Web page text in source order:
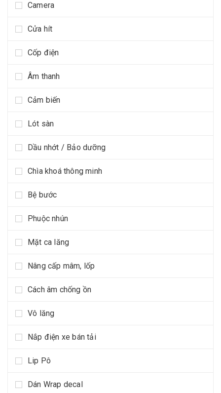
Camera
Cửa hít
Cốp điện
Âm thanh
Cảm biến
Lót sàn
Dầu nhớt / Bảo dưỡng
Chìa khoá thông minh
Bệ bước
Phuộc nhún
Mặt ca lăng
Nâng cấp mâm, lốp
Cách âm chống ồn
Vô lăng
Nắp điện xe bán tải
Lip Pô
Dán Wrap decal